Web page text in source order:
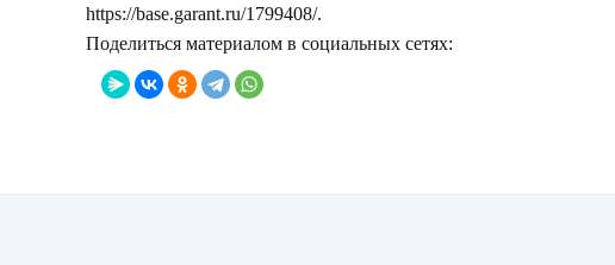
https://base.garant.ru/1799408/.
Поделиться материалом в социальных сетях: